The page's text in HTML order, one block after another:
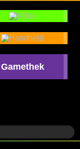
Gamethek